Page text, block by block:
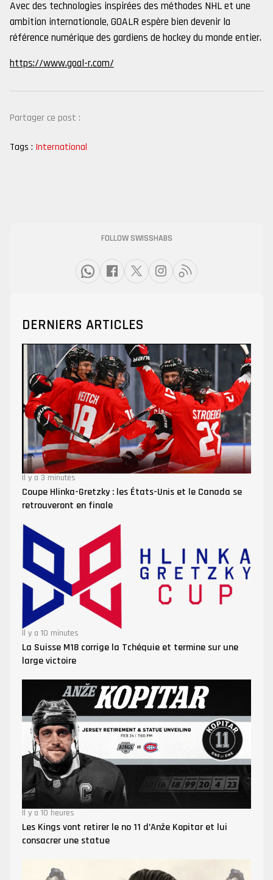
Avec des technologies inspirées des méthodes NHL et une
ambition internationale, GOALR espère bien devenir la
référence numérique des gardiens de hockey du monde entier.
https://www.goal-r.com/
Partager ce post :
Tags : International
FOLLOW SWISSHABS
DERNIERS ARTICLES
Il y a 3 minutes
Coupe Hlinka-Gretzky : les États-Unis et le Canada se
retrouveront en finale
Il y a 10 minutes
La Suisse M18 corrige la Tchéquie et termine sur une
large victoire
Il y a 10 heures
Les Kings vont retirer le no 11 d’Anže Kopitar et lui
consacrer une statue